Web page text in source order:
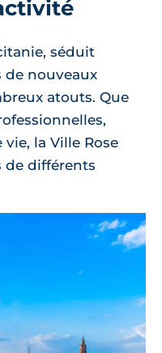
séduit
de nouveaux
atouts. Que
la Ville Rose
de différents